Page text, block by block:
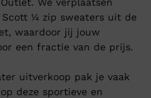
Scott ¼ zip sweaters uit de
waardoor jij jouw
een fractie van de prijs.
uitverkoop pak je vaak
deze sportieve en